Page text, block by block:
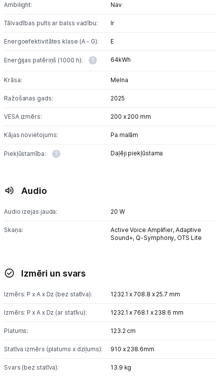
Ambilight: Nav
Tālvadības pults ar balss vadību: Ir
Energoefektivitātes klase (A - G): E
Enerģijas patēriņš (1000 h): 64kWh
Krāsa: Melna
Ražošanas gads: 2025
VESA izmērs: 200 x 200 mm
Kājas novietojums: Pa malām
Piekļūstamība: Daļēji piekļūstama
Audio
Audio izejas jauda: 20 W
Skaņa: Active Voice Amplifier, Adaptive
Sound+, Q-Symphony, OTS Lite
Izmēri un svars
Izmērs: P x A x Dz (bez statīva): 1232.1 x 708.8 x 25.7 mm
Izmērs: P x A x Dz (ar statīvu): 1232.1 x 768.1 x 238.6 mm
Platums: 123.2 cm
Statīva izmērs (platums x dziļums): 910 x 238.6mm
Svars (bez statīva): 13.9 kg